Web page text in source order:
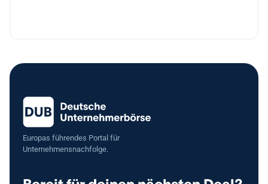
Europas führendes Portal für
Unternehmensnachfolge.